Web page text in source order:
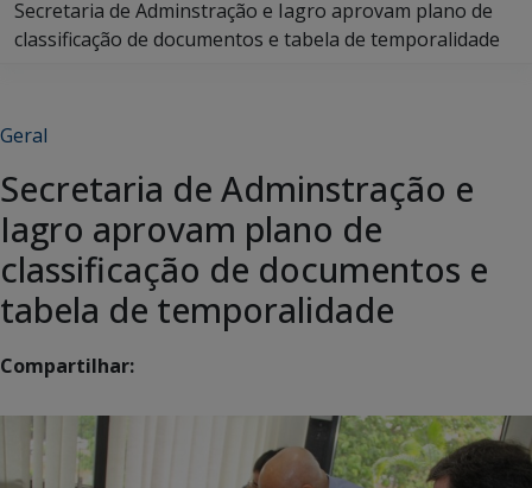
Secretaria de Adminstração e Iagro aprovam plano de
classificação de documentos e tabela de temporalidade
Geral
Secretaria de Adminstração e
Iagro aprovam plano de
classificação de documentos e
tabela de temporalidade
Compartilhar: